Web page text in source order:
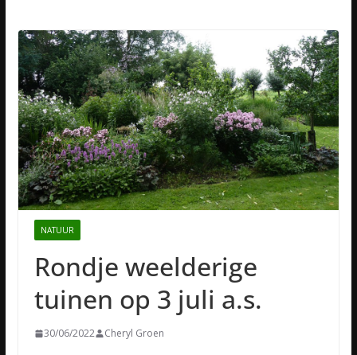
NATUUR
Rondje weelderige
tuinen op 3 juli a.s.
30/06/2022 Cheryl Groen